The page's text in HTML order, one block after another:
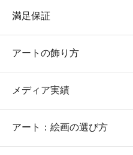
満足保証
アートの飾り方
メディア実績
アート：絵画の選び方